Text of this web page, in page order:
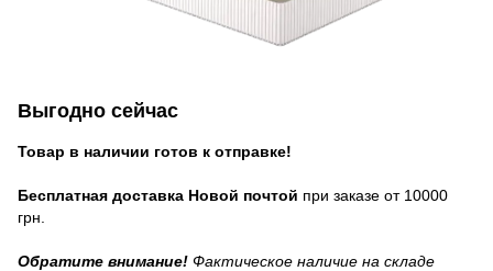
Выгодно сейчас
Товар в наличии готов к отправке!
Бесплатная доставка Новой почтой при заказе от 10000
грн.
Обратите внимание! Фактическое наличие на складе